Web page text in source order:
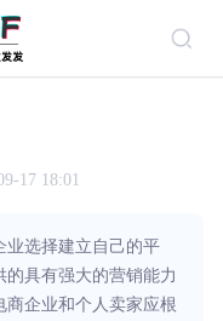
17 18:01
业选择建立自己的平
具有强大的营销能力
商企业和个人卖家应根